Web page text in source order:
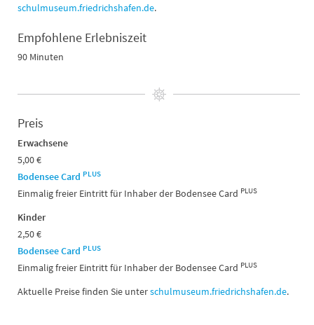
schulmuseum.friedrichshafen.de.
Empfohlene Erlebniszeit
90 Minuten
Preis
Erwachsene
5,00 €
Bodensee Card PLUS
Einmalig freier Eintritt für Inhaber der Bodensee Card PLUS
Kinder
2,50 €
Bodensee Card PLUS
Einmalig freier Eintritt für Inhaber der Bodensee Card PLUS
Aktuelle Preise finden Sie unterschulmuseum.friedrichshafen.de.